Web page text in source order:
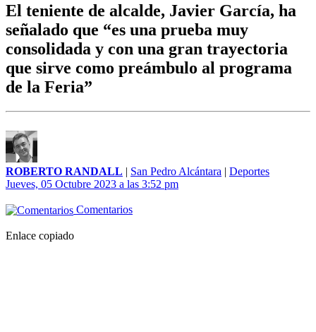
El teniente de alcalde, Javier García, ha
señalado que “es una prueba muy
consolidada y con una gran trayectoria
que sirve como preámbulo al programa
de la Feria”
ROBERTO RANDALL | San Pedro Alcántara | Deportes
Jueves, 05 Octubre 2023 a las 3:52 pm
Comentarios
Enlace copiado